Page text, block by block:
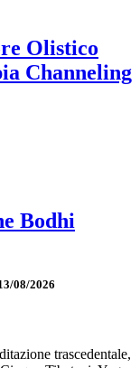
Olistico
Channeling
Bodhi
08/2026
trascedentale,